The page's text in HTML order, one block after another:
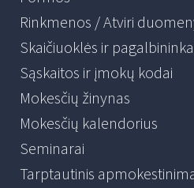
Rinkmenos / Atviri
Skaičiuoklės ir
Sąskaitos ir įmokų kodai
Mokesčių žinynas
Mokesčių kalendorius
Seminarai
Tarptautinis